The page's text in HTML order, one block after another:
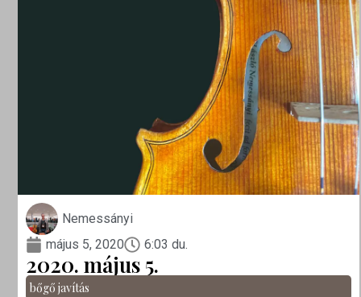
Nemessányi
május 5, 2020
6:03 du.
2020. május 5.
bőgő javítás